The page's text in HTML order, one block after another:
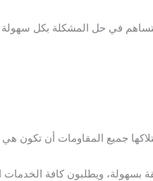
في حل المشكلة بكل
جميع المقاومات أن تكون
ويطلبون كافة الخدمات